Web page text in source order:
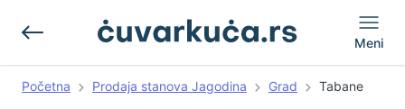
Meni
Početna Prodaja stanova Jagodina Grad Tabane